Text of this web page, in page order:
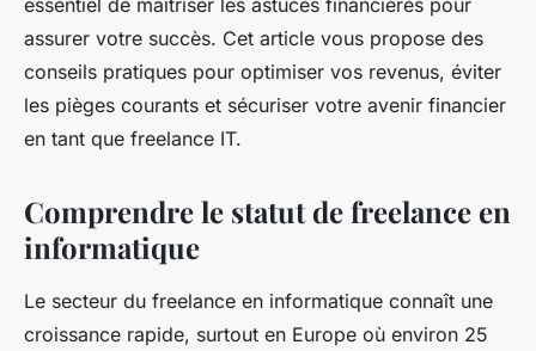
fernand•16 février 2025 •8 min de lecture
essentiel de maîtriser les astuces financières pour
assurer votre succès. Cet article vous propose des
conseils pratiques pour optimiser vos revenus, éviter
les pièges courants et sécuriser votre avenir financier
en tant que freelance IT.
Comprendre le statut de freelance en
informatique
Le secteur du freelance en informatique connaît une
croissance rapide, surtout en Europe où environ 25